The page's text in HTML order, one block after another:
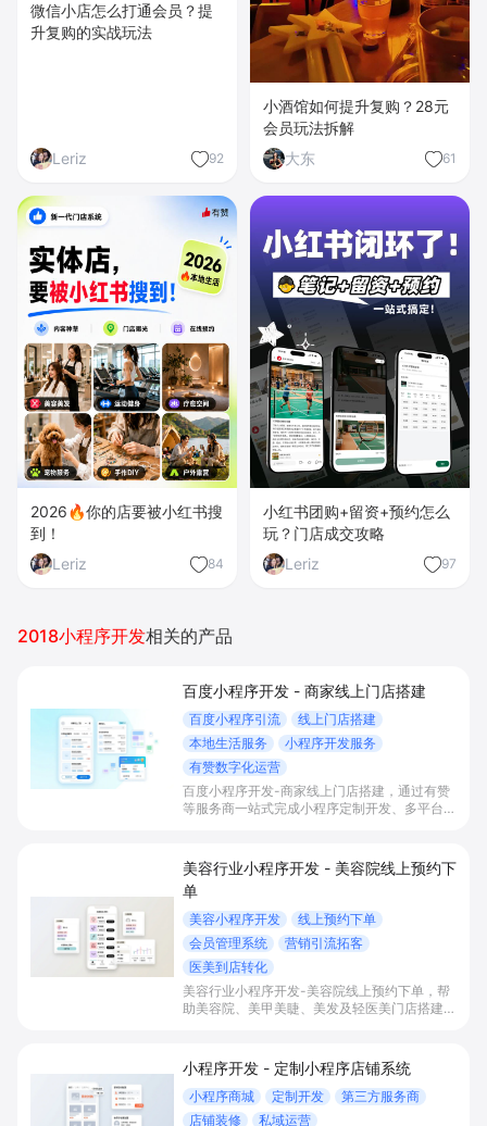
微信小店怎么打通会员？提
升复购的实战玩法
Leriz 92
小酒馆如何提升复购？28元
会员玩法拆解
大东
61
2026🔥你的店要被小红书搜
到！
Leriz
84
小红书团购+留资+预约怎么
玩？门店成交攻略
Leriz
97
2018小程序开发相关的产品
百度小程序开发 - 商家线上门店搭建
百度小程序引流
线上门店搭建
本地生活服务
小程序开发服务
有赞数字化运营
百度小程序开发-商家线上门店搭建，通过有赞
等服务商一站式完成小程序定制开发、多平台联
提升到店与下单转化。
美容行业小程序开发 - 美容院线上预约下
单
美容小程序开发
线上预约下单
会员管理系统
营销引流拓客
医美到店转化
美容行业小程序开发-美容院线上预约下单，帮
助美容院、美甲美睫、美发及轻医美门店搭建线
引流拓客、提升到店转化和复购。
小程序开发 - 定制小程序店铺系统
小程序商城 定制开发
第三方服务商
店铺装修
私域运营